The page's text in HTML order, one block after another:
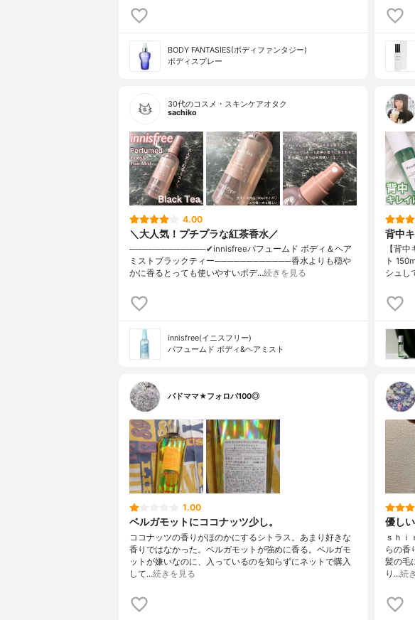
BODY FANTASIES(ボディファンタジー)
ボディスプレー
30代のコスメ・スキンケアオタク
sachiko
4.00
＼大人気！プチプラな紅茶香水／
────────────✔︎innisfreeパフュームド ボディ＆ヘア
ミストブラックティー────────────香水よりも穏や
かに香るとっても使いやすいボデ…続きを見る
innisfree(イニスフリー)
パフュームド ボディ&ヘアミスト
背中
【背
ト
シュし
バドママ★フォロバ100◎
1.00
ベルガモットにココナッツ少し。
ココナッツの香りがほのかにするシトラス。あまり好きな
香りではなかった。ベルガモットが強めに香る。ベルガモ
ットが嫌いなのに、入っているのを知らずにネットで購入
して…続きを見る
優し
ｓｈｉ
らの香
髪の毛
り…続